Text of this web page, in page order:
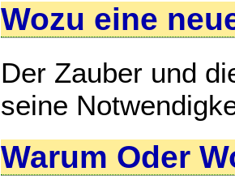
Wozu eine
Der Zauber und
seine
Warum Oder